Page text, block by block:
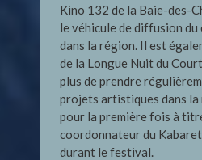
Kino 132 de la Baie-des-
le véhicule de diffusion
dans la région. Il est
de la Longue Nuit du
plus de prendre
projets artistiques dans
pour la première fois à
coordonnateur du
durant le festival.